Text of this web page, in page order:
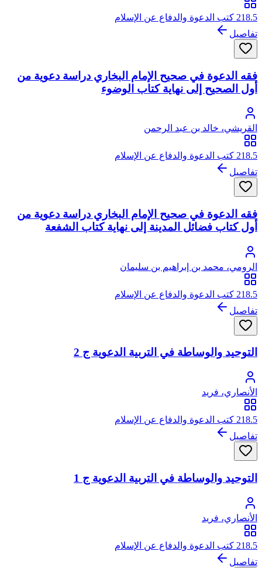
218.5 كتب الدعوة والدفاع عن الإسلام
تفاصيل
فقه الدعوة في صحيح الإمام البخاري دراسة دعوية من
أول الصحيح إلى نهاية كتاب الوضوء
القريشي، خالد بن عبد الرحمن
218.5 كتب الدعوة والدفاع عن الإسلام
تفاصيل
فقه الدعوة في صحيح الإمام البخاري دراسة دعوية من
أول كتاب فضائل المدينة إلى نهاية كتاب الشفعة
الرومي، محمد بن إبراهيم بن سليمان
218.5 كتب الدعوة والدفاع عن الإسلام
تفاصيل
التوحيد والوساطة في التربية الدعوية ج 2
الأنصاري، فريد
218.5 كتب الدعوة والدفاع عن الإسلام
تفاصيل
التوحيد والوساطة في التربية الدعوية ج 1
الأنصاري، فريد
218.5 كتب الدعوة والدفاع عن الإسلام
تفاصيل